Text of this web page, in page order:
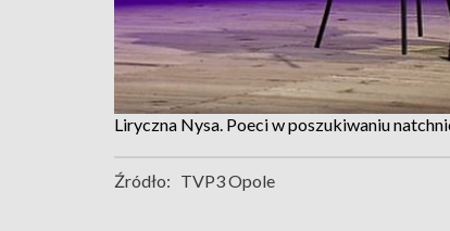
Liryczna Nysa. Poeci w poszukiwaniu
Źródło: TVP3 Opole